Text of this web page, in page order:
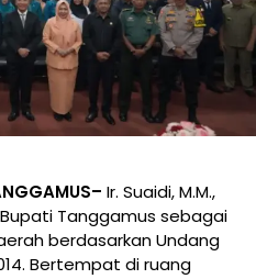
Ir. Suaidi, M.M.,
Tanggamus sebagai
berdasarkan Undang
Bertempat di ruang